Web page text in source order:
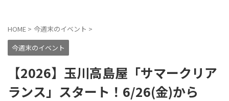
HOME > 今週末のイベント >
今週末のイベント
【2026】玉川高島屋「サマークリア
ランス」スタート！6/26(金)から